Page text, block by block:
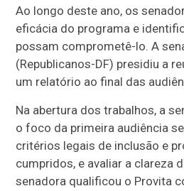
Ao longo deste ano, os
eficácia do programa e
possam comprometê-lo. A
(Republicanos-DF) presidiu a
um relatório ao final das
Na abertura dos trabalhos, a
o foco da primeira audiência
critérios legais de inclusão e
cumpridos, e avaliar a clareza
senadora qualificou o Provita